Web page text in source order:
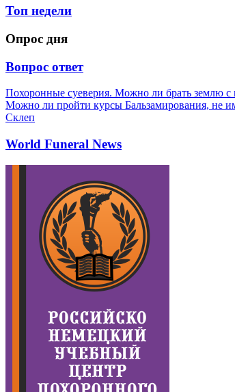
Топ недели
Опрос дня
Вопрос ответ
Похоронные суеверия. Можно ли брать землю с
Можно ли пройти курсы Бальзамирования, не
Склеп
World Funeral News